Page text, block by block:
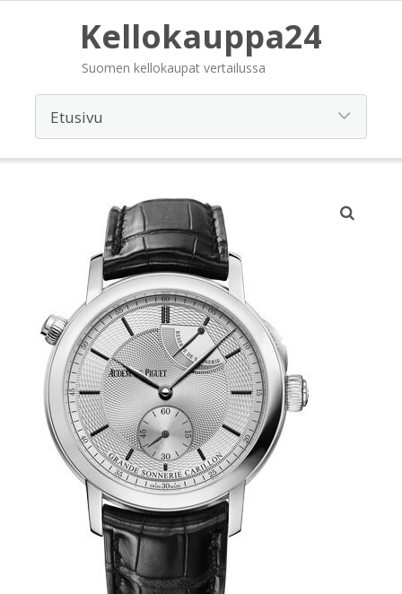
Kellokauppa24
Suomen kellokaupat vertailussa